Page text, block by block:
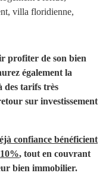
profiter de son bien
également la
des tarifs très
sur investissement
confiance bénéficient
, tout en couvrant
bien immobilier.